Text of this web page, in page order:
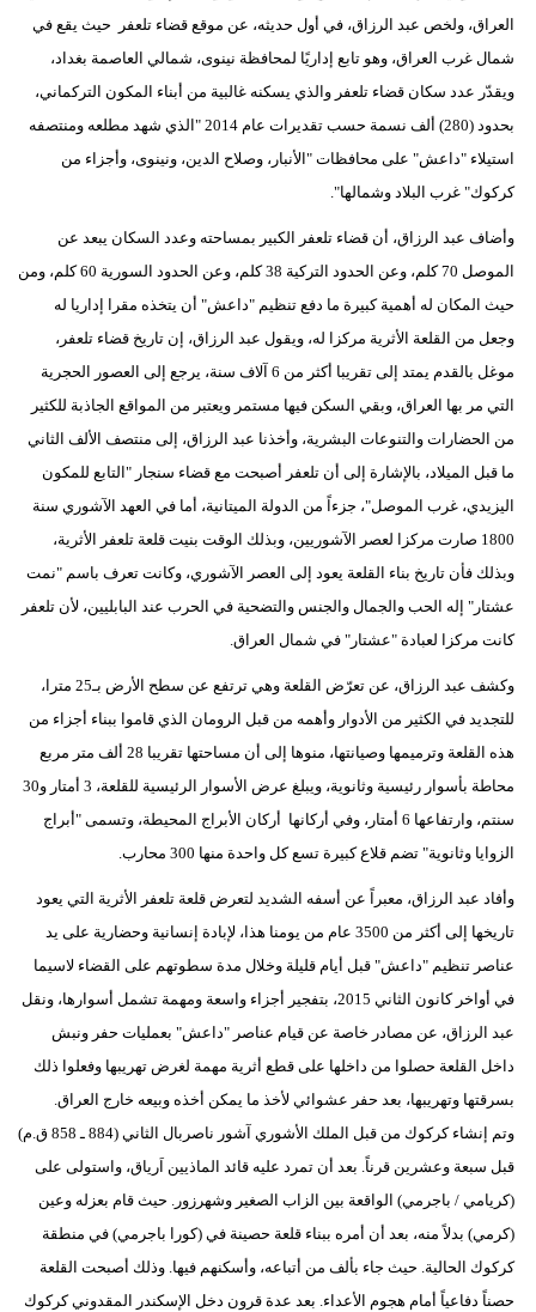
العراق، ولخص عبد الرزاق، في أول حديثه، عن موقع قضاء تلعفر حيث يقع في
شمال غرب العراق، وهو تابع إداريًا لمحافظة نينوى، شمالي العاصمة بغداد،
ويقدّر عدد سكان قضاء تلعفر والذي يسكنه غالبية من أبناء المكون التركماني،
بحدود (280) ألف نسمة حسب تقديرات عام 2014 "الذي شهد مطلعه ومنتصفه
استيلاء "داعش" على محافظات "الأنبار، وصلاح الدين، ونينوى، وأجزاء من
كركوك" غرب البلاد وشمالها".
وأضاف عبد الرزاق، أن قضاء تلعفر الكبير بمساحته وعدد السكان يبعد عن
الموصل 70 كلم، وعن الحدود التركية 38 كلم، وعن الحدود السورية 60 كلم، ومن
حيث المكان له أهمية كبيرة ما دفع تنظيم "داعش" أن يتخذه مقرا إداريا له
وجعل من القلعة الأثرية مركزا له، ويقول عبد الرزاق، إن تاريخ قضاء تلعفر،
موغل بالقدم يمتد إلى تقريبا أكثر من 6 آلاف سنة، يرجع إلى العصور الحجرية
التي مر بها العراق، وبقي السكن فيها مستمر ويعتبر من المواقع الجاذبة للكثير
من الحضارات والتنوعات البشرية، وأخذنا عبد الرزاق، إلى منتصف الألف الثاني
ما قبل الميلاد، بالإشارة إلى أن تلعفر أصبحت مع قضاء سنجار "التابع للمكون
اليزيدي، غرب الموصل"، جزءاً من الدولة الميتانية، أما في العهد الآشوري سنة
1800 صارت مركزا لعصر الآشوريين، وبذلك الوقت بنيت قلعة تلعفر الأثرية،
وبذلك فأن تاريخ بناء القلعة يعود إلى العصر الآشوري، وكانت تعرف باسم "نمت
عشتار" إله الحب والجمال والجنس والتضحية في الحرب عند البابليين، لأن تلعفر
كانت مركزا لعبادة "عشتار" في شمال العراق.
وكشف عبد الرزاق، عن تعرّض القلعة وهي ترتفع عن سطح الأرض بـ25 مترا،
للتجديد في الكثير من الأدوار وأهمه من قبل الرومان الذي قاموا ببناء أجزاء من
هذه القلعة وترميمها وصيانتها، منوها إلى أن مساحتها تقريبا 28 ألف متر مربع
محاطة بأسوار رئيسية وثانوية، ويبلغ عرض الأسوار الرئيسية للقلعة، 3 أمتار و30
سنتم، وارتفاعها 6 أمتار، وفي أركانها أركان الأبراج المحيطة، وتسمى "أبراج
الزوايا وثانوية" تضم قلاع كبيرة تسع كل واحدة منها 300 محارب.
وأفاد عبد الرزاق، معبراً عن أسفه الشديد لتعرض قلعة تلعفر الأثرية التي يعود
تاريخها إلى أكثر من 3500 عام من يومنا هذا، لإبادة إنسانية وحضارية على يد
عناصر تنظيم "داعش" قبل أيام قليلة وخلال مدة سطوتهم على القضاء لاسيما
في أواخر كانون الثاني 2015، بتفجير أجزاء واسعة ومهمة تشمل أسوارها، ونقل
عبد الرزاق، عن مصادر خاصة عن قيام عناصر "داعش" بعمليات حفر ونبش
داخل القلعة حصلوا من داخلها على قطع أثرية مهمة لغرض تهريبها وفعلوا ذلك
بسرقتها وتهريبها، بعد حفر عشوائي لأخذ ما يمكن أخذه وبيعه خارج العراق.
وتم إنشاء كركوك من قبل الملك الأشوري آشور ناصربال الثاني (884 ـ 858 ق.م)
قبل سبعة وعشرين قرناً. بعد أن تمرد عليه قائد الماذيين اَرياق، واستولى على
(كريامي / باجرمي) الواقعة بين الزاب الصغير وشهرزور. حيث قام بعزله وعين
(كرمي) بدلاً منه، بعد أن أمره ببناء قلعة حصينة في (كورا باجرمي) في منطقة
كركوك الحالية. حيث جاء بألف من أتباعه، وأسكنهم فيها. وذلك أصبحت القلعة
حصناً دفاعياً أمام هجوم الأعداء. بعد عدة قرون دخل الإسكندر المقدوني كركوك